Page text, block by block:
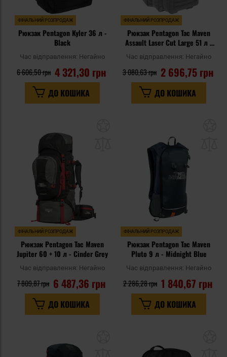
ФІНАЛЬНИЙ РОЗПРОДАЖ
Рюкзак Pentagon Kyler 36 л -
Black
Час відправлення: Негайно
4 321,30 грн
6 606,50 грн
ДО КОШИКА
ФІНАЛЬНИЙ РОЗПРОДАЖ
Рюкзак Pentagon Tac Maven
Assault Laser Cut Large 51 л -
Час відправлення: Негайно
2 696,75 грн
3 080,63 грн
ДО КОШИКА
уподобань
ФІНАЛЬНИЙ РОЗПРОДАЖ
Рюкзак Pentagon Tac Maven
Jupiter 60 + 10 л - Cinder Grey
Час відправлення: Негайно
6 487,36 грн
7 809,87 грн
ДО КОШИКА
ФІНАЛЬНИЙ РОЗПРОДАЖ
Рюкзак Pentagon Tac Maven
Pluto 9 л - Midnight Blue
Час відправлення: Негайно
1 840,67 грн
2 286,28 грн
ДО КОШИКА